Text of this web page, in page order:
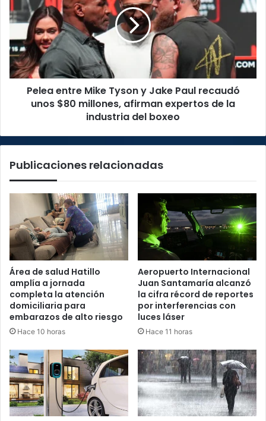
San
Francisco
de
Dos
Ríos
Tyson
y
Jake
Paul
recaudó
unos
millones,
de
industria
Pelea entre Mike Tyson y Jake Paul recaudó
unos $80 millones, afirman expertos de la
industria del boxeo
Publicaciones relacionadas
Área de salud Hatillo
amplía a jornada
completa la atención
domiciliaria para
embarazos de alto riesgo
Hace 10 horas
Aeropuerto Internacional
Juan Santamaría alcanzó
la cifra récord de reportes
por interferencias con
luces láser
Hace 11 horas